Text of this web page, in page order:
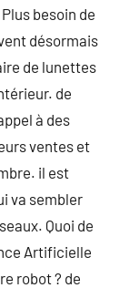
besoin de
désormais
de lunettes
de
à des
ventes et
il est
va sembler
Quoi de
Artificielle
robot ? de